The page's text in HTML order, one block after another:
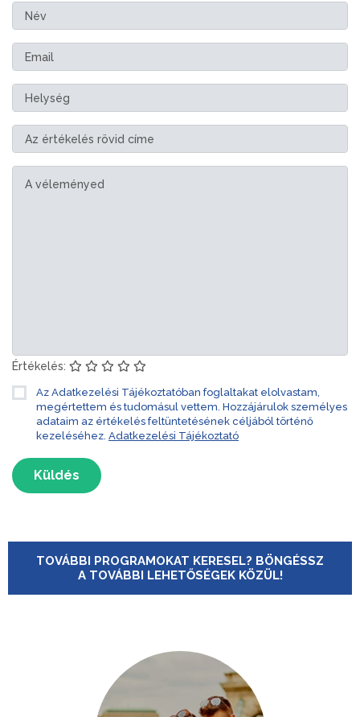
Értékelés:
Az Adatkezelési Tájékoztatóban foglaltakat elolvastam,
megértettem és tudomásul vettem. Hozzájárulok személyes
adataim az értékelés feltüntetésének céljából történő
kezeléséhez. Adatkezelési Tájékoztató
Küldés
TOVÁBBI PROGRAMOKAT KERESEL? BÖNGÉSSZ
A TOVÁBBI LEHETŐSÉGEK KÖZÜL!